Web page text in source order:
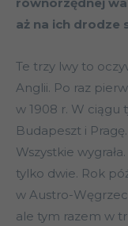
aż na ich drodze
Te trzy lwy to
Anglii. Po raz
w 1908 r. W ciągu
Budapeszt i
Wszystkie
tylko dwie. Rok
w Austro-
ale tym razem w